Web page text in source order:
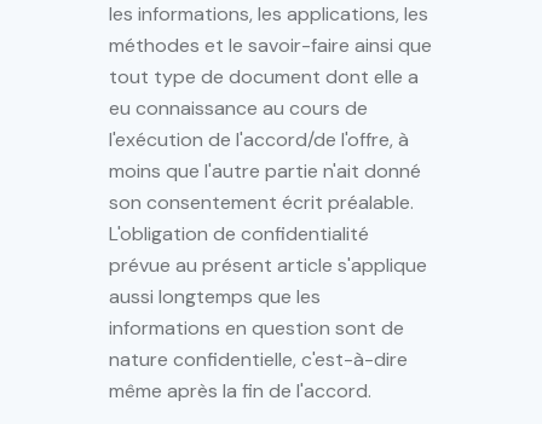
les informations, les applications, les
méthodes et le savoir-faire ainsi que
tout type de document dont elle a
eu connaissance au cours de
l'exécution de l'accord/de l'offre, à
moins que l'autre partie n'ait donné
son consentement écrit préalable.
L'obligation de confidentialité
prévue au présent article s'applique
aussi longtemps que les
informations en question sont de
nature confidentielle, c'est-à-dire
même après la fin de l'accord.